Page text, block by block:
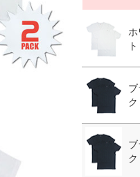
ホ
ト
ブ
ク
ブ
ク